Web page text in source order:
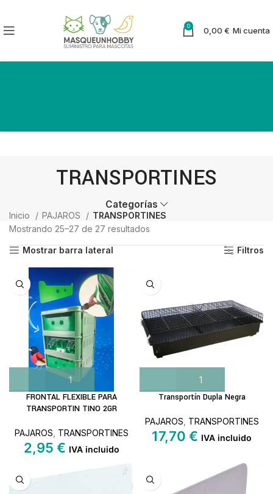
0 0,00 € Mi cuenta
TRANSPORTINES
Categorías
Inicio PAJAROS
TRANSPORTINES
Mostrando 25–27 de 27 resultados
Mostrar barra lateral Filtros
FRONTAL FLEXIBLE PARA
TRANSPORTIN TINO 2GR
PAJAROS TRANSPORTINES
2,95 € IVA incluido
Transportín Dupla Negra
PAJAROS TRANSPORTINES
17,70 € IVA incluido